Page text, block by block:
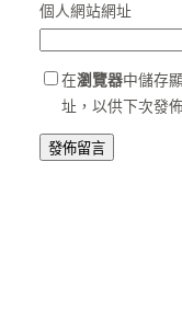
個人網站網址
在瀏覽器中儲存
址，以供下次發